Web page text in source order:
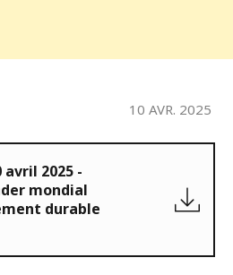
10 AVR. 2025
avril 2025 -
mondial
durable